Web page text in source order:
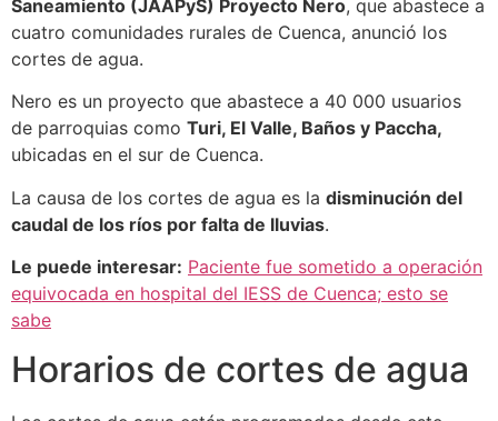
Saneamiento (JAAPyS) Proyecto Nero, que abastece a
cuatro comunidades rurales de Cuenca, anunció los
cortes de agua.
Nero es un proyecto que abastece a 40 000 usuarios
de parroquias como Turi, El Valle, Baños y Paccha,
ubicadas en el sur de Cuenca.
La causa de los cortes de agua es la disminución del
caudal de los ríos por falta de lluvias.
Le puede interesar: Paciente fue sometido a operación
equivocada en hospital del IESS de Cuenca; esto se
sabe
Horarios de cortes de agua